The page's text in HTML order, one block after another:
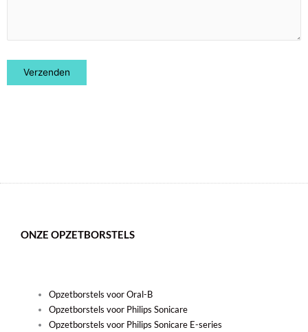
ONZE OPZETBORSTELS
Opzetborstels voor Oral-B
Opzetborstels voor Philips Sonicare
Opzetborstels voor Philips Sonicare E-series